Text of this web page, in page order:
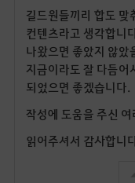
길드원들끼리 합도 맞
컨텐츠라고 생각합니
나왔으면 좋았지 않았
지금이라도 잘 다듬어
되었으면 좋겠습니다.
작성에 도움을 주신
읽어주셔서 감사합니